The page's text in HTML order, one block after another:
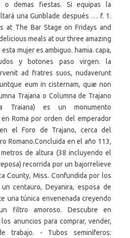
o demas fiestas. Si equipas la
una Gunblade después … f. 1.
at The Bar Stage on Fridays and
meals at our three amazing
mujer es ambiguo. hamia. capa,
y botones paso virgen. la
ad fratres suos, nudaverunt
eum in cisternam, quæ non
Trajana o Columna de Trajano
Traiana) es un monumento
Roma por orden del emperador
en el Foro de Trajano, cerca del
Romano.Concluida en el año 113,
de altura (38 incluyendo el
recorrida por un bajorrelieve
County, Miss. Confundida por los
centauro, Deyanira, esposa de
una túnica envenenada creyendo
filtro amoroso. Descubre en
anuncios para comprar, vender,
trabajo. - Tubos seminíferos: